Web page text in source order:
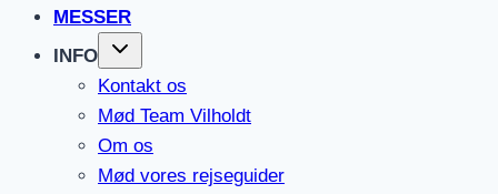
MESSER
INFO
Kontakt os
Mød Team Vilholdt
Om os
Mød vores rejseguider